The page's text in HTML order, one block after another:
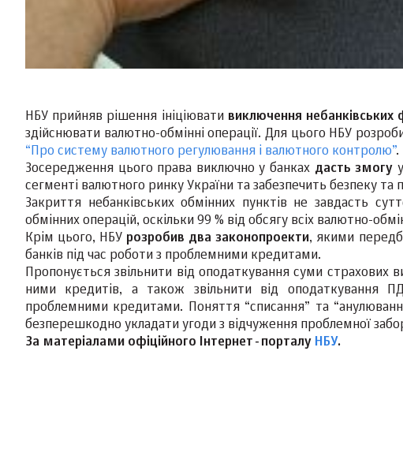
НБУ прийняв рішення ініціювати виключення небанківських
здійснювати валютно-обмінні операції. Для цього НБУ
“Про систему валютного регулювання і валютного контролю”.
Зосередження цього права виключно у банках дасть змогу
сегменті валютного ринку України та забезпечить безпеку та
Закриття небанківських обмінних пунктів не завдасть
обмінних операцій, оскільки 99 % від обсягу всіх валютно-
Крім цього, НБУ розробив два законопроекти, якими
банків під час роботи з проблемними кредитами.
Пропонується звільнити від оподаткування суми
ними кредитів, а також звільнити від оподаткування
проблемними кредитами. Поняття “списання” та
безперешкодно укладати угоди з відчуження проблемної
За матеріалами офіційного Інтернет-порталу НБУ.